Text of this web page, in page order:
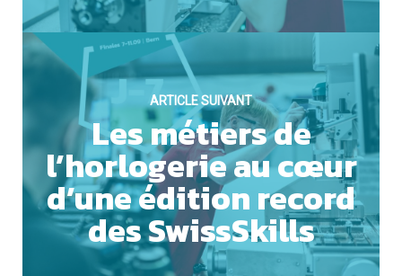
ARTICLE SUIVANT
Les métiers de
l’horlogerie au cœur
d’une édition record
des SwissSkills
ACCEPTER TOUS LES COOKIES
ESSENTIELS UNIQUEMENT